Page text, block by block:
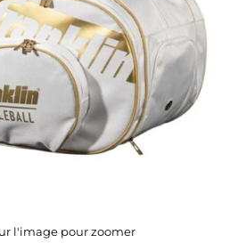
l'image pour zoomer